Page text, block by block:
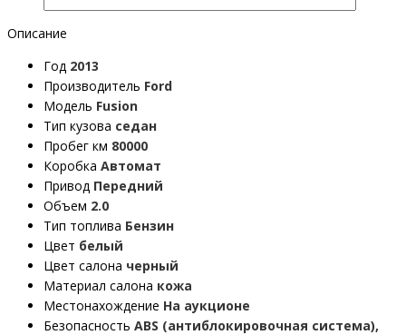
Описание
Год 2013
Производитель Ford
Модель Fusion
Тип кузова седан
Пробег км 80000
Коробка Автомат
Привод Передний
Объем 2.0
Тип топлива Бензин
Цвет белый
Цвет салона черный
Материал салона кожа
Местонахождение На аукционе
Безопасность ABS (антиблокировочная система),